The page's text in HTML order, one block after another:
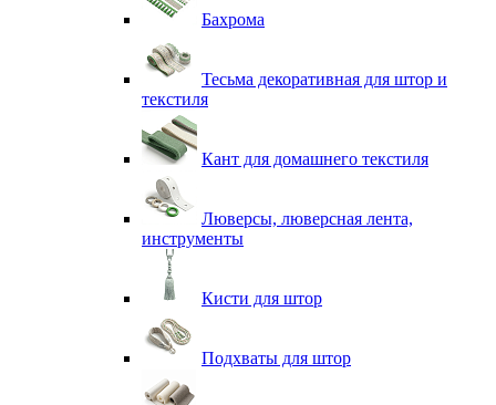
Бахрома
Тесьма декоративная для штор и
текстиля
Кант для домашнего текстиля
Люверсы, люверсная лента,
инструменты
Кисти для штор
Подхваты для штор